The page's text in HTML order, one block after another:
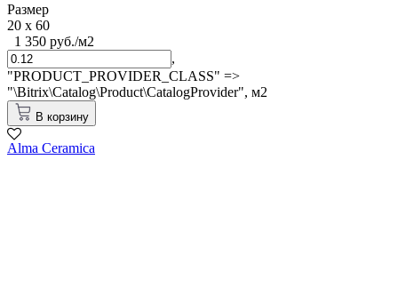
Размер
20 x 60
1 350 руб./м2
,
"PRODUCT_PROVIDER_CLASS" =>
"\Bitrix\Catalog\Product\CatalogProvider", м2
В корзину
Alma Ceramica